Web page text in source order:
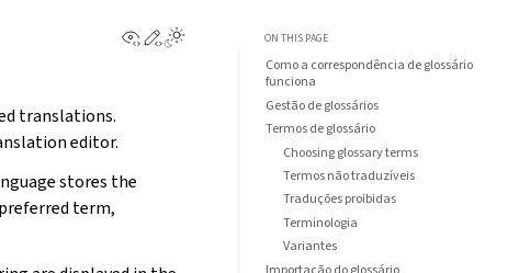
View this page
Edit this page
translations.
editor.
stores the
term,
ON THIS PAGE
Como a correspondência de glossário
funciona
Gestão de glossários
Termos de glossário
Choosing glossary terms
Termos não traduzíveis
Traduções proibidas
Terminologia
Variantes
Importação do glossário